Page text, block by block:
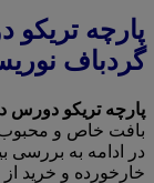
پارچه تریکو
گردباف
پارچه تریکو دورس
بافت خاص و
در ادامه به بررسی
خارخورده و خرید